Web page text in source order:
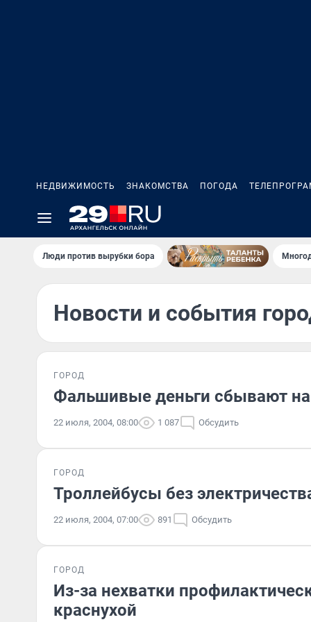
НЕДВИЖИМОСТЬ ЗНАКОМСТВА ПОГОДА
Люди против вырубки бора
Новости и события
ГОРОД
Фальшивые деньги сбывают
22 июля, 2004, 08:00 1 087 Обсудить
ГОРОД
Троллейбусы без
22 июля, 2004, 07:00 891 Обсудить
ГОРОД
Из-за нехватки
краснухой